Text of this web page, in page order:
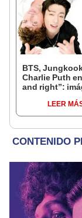
BTS,
Charlie Puth
and right”:
estreno oficial
LEER